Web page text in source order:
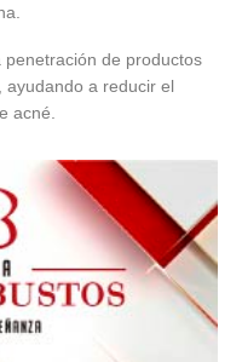
penetración de productos
ayudando a reducir el
acné.